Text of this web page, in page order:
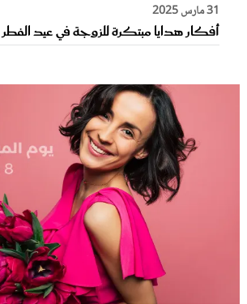
31 مارس 2025
أفكار هدايا مبتكرة للزوجة في عيد الفطر 2025